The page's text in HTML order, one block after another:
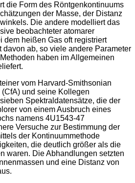
die Form des Röntgenkontinuums
der Masse, der Distanz
Die andere modelliert das
beobachteter atomarer
dem heißen Gas oft registriert
davon ab, so viele andere Parameter
haben im Allgemeinen
vom Harvard-Smithsonian
und seine Kollegen
Spektraldatensätze, die der
von einem Ausbruch eines
namens 4U1543-47
Versuche zur Bestimmung der
der Kontinuummethode
die deutlich größer als die
waren. Die Abhandlungen setzten
und eine Distanz von